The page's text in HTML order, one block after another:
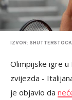
IZVOR: SHUTTERSTOCK
Olimpijske igre u
zvijezda -
je objavio da